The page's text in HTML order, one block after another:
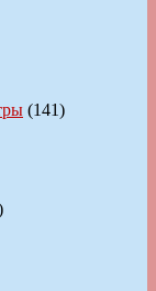
(141)